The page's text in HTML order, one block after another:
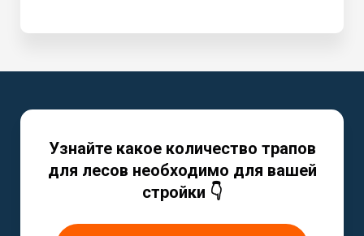
Узнайте какое количество трапов
для лесов необходимо для вашей
стройки 👇